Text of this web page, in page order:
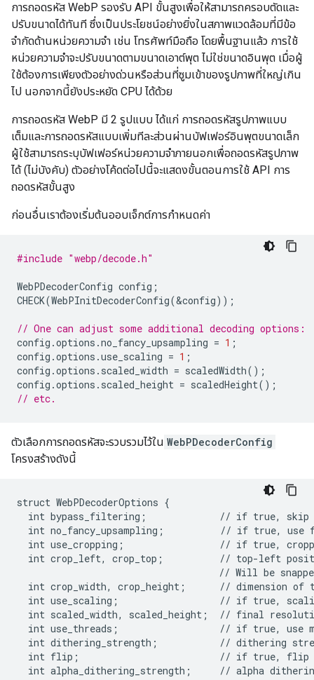
การถอดรหัส WebP รองรับ API ขั้นสูงเพื่อให้สามารถครอบตัดและ
ปรับขนาดได้ทันที ซึ่งเป็นประโยชน์อย่างยิ่งในสภาพแวดล้อมที่มีข้อ
จำกัดด้านหน่วยความจำ เช่น โทรศัพท์มือถือ โดยพื้นฐานแล้ว การใช้
หน่วยความจำจะปรับขนาดตามขนาดเอาต์พุต ไม่ใช่ขนาดอินพุต เมื่อผู้
ใช้ต้องการเพียงตัวอย่างด่วนหรือส่วนที่ซูมเข้าของรูปภาพที่ใหญ่เกิน
ไป นอกจากนี้ยังประหยัด CPU ได้ด้วย
การถอดรหัส WebP มี 2 รูปแบบ ได้แก่ การถอดรหัสรูปภาพแบบ
เต็มและการถอดรหัสแบบเพิ่มทีละส่วนผ่านบัฟเฟอร์อินพุตขนาดเล็ก
ผู้ใช้สามารถระบุบัฟเฟอร์หน่วยความจำภายนอกเพื่อถอดรหัสรูปภาพ
ได้ (ไม่บังคับ) ตัวอย่างโค้ดต่อไปนี้จะแสดงขั้นตอนการใช้ API การ
ถอดรหัสขั้นสูง
ก่อนอื่นเราต้องเริ่มต้นออบเจ็กต์การกำหนดค่า
#include "webp/decode.h"
WebPDecoderConfig config ;
CHECK(WebPInitDecoderConfig(&config));
// One can adjust some additional decoding options:
config .options .no_fancy_upsampling = 1 ;
config .options .use_scaling = 1 ;
config .options . scaled_width = scaledWidth();
config .options . scaled_height = scaledHeight();
// etc.
ตัวเลือกการถอดรหัสจะรวบรวมไว้ใน WebPDecoderConfig
โครงสร้างดังนี้
struct WebPDecoderOptions {
int bypass_filtering;             // if true, skip
int no_fancy_upsampling;          // if true, use
int use_cropping;                 // if true,
int crop_left, crop_top;          // top-left
// Will be
int crop_width, crop_height;      // dimension of
int use_scaling;                  // if true,
int scaled_width, scaled_height;  // final
int use_threads;                  // if true, use
int dithering_strength;           // dithering
int flip;                         // if true, flip
int alpha_dithering_strength;     // alpha